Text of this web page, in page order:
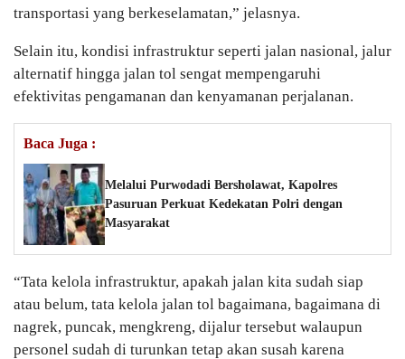
transportasi yang berkeselamatan,” jelasnya.
Selain itu, kondisi infrastruktur seperti jalan nasional, jalur
alternatif hingga jalan tol sengat mempengaruhi
efektivitas pengamanan dan kenyamanan perjalanan.
Baca Juga :
Melalui Purwodadi Bersholawat, Kapolres
Pasuruan Perkuat Kedekatan Polri dengan
Masyarakat
“Tata kelola infrastruktur, apakah jalan kita sudah siap
atau belum, tata kelola jalan tol bagaimana, bagaimana di
nagrek, puncak, mengkreng, dijalur tersebut walaupun
personel sudah di turunkan tetap akan susah karena